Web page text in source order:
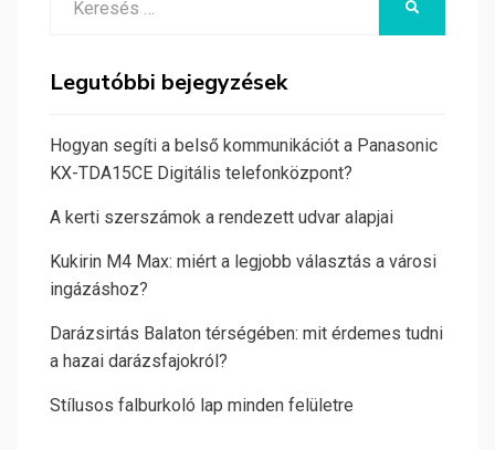
Legutóbbi bejegyzések
Hogyan segíti a belső kommunikációt a Panasonic
KX-TDA15CE Digitális telefonközpont?
A kerti szerszámok a rendezett udvar alapjai
Kukirin M4 Max: miért a legjobb választás a városi
ingázáshoz?
Darázsirtás Balaton térségében: mit érdemes tudni
a hazai darázsfajokról?
Stílusos falburkoló lap minden felületre